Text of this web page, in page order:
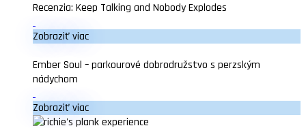
Recenzia: Keep Talking and Nobody Explodes
Zobraziť viac
Ember Soul – parkourové dobrodružstvo s perzským
nádychom
Zobraziť viac